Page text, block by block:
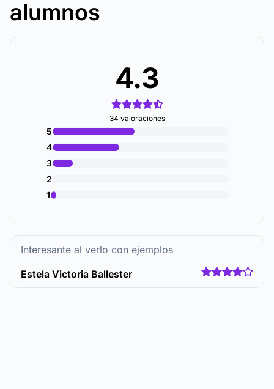
alumnos
4.3
34 valoraciones
5
4
3
2
1
Interesante al verlo con ejemplos
Estela Victoria Ballester